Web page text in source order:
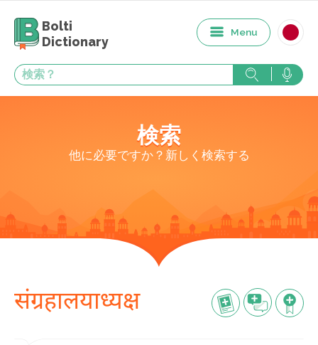
Bolti
Dictionary
Menu
検索
他に必要ですか？新しく検索する
संग्रहालयाध्यक्ष